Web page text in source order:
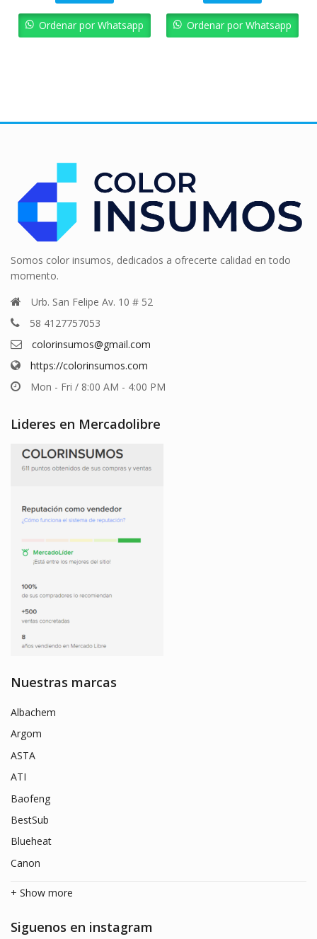
Ordenar por Whatsapp Ordenar por Whatsapp
Somos color insumos, dedicados a ofrecerte calidad en todo
momento.
Urb. San Felipe Av. 10 # 52
58 4127757053
colorinsumos@gmail.com
https://colorinsumos.com
Mon - Fri / 8:00 AM - 4:00 PM
Lideres en Mercadolibre
Nuestras marcas
Albachem
Argom
ASTA
ATI
Baofeng
BestSub
Blueheat
Canon
+ Show more
Siguenos en instagram